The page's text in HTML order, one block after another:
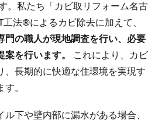
。私たち「カビ取リフォーム名古
法®によるカビ除去に加えて、
門の職人が現地調査を行い、必要
案を行います。
これにより、カビ
、長期的に快適な住環境を実現す
す。
ル下や壁内部に漏水がある場合、